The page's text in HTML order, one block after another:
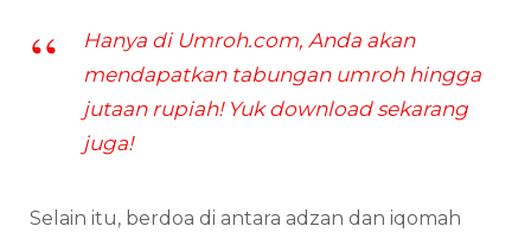
Hanya di Umroh.com, Anda akan
mendapatkan tabungan umroh hingga
jutaan rupiah! Yuk download sekarang
juga!
Selain itu, berdoa di antara adzan dan iqomah